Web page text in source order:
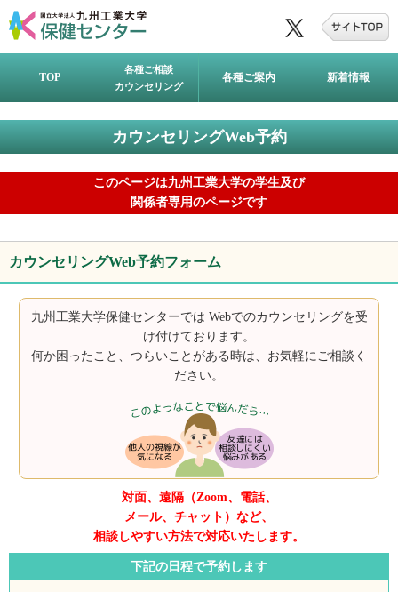
TOP
各種ご相談
カウンセリング
各種ご案内 新着情報
カウンセリングWeb予約
このページは九州工業大学の学生及び
関係者専用のページです
カウンセリングWeb予約フォーム
九州工業大学保健センターでは Webでのカウンセリングを受
け付けております。
何か困ったこと、つらいことがある時は、お気軽にご相談く
ださい。
対面、遠隔（Zoom、電話、
メール、チャット）など、
相談しやすい方法で対応いたします。
下記の日程で予約します